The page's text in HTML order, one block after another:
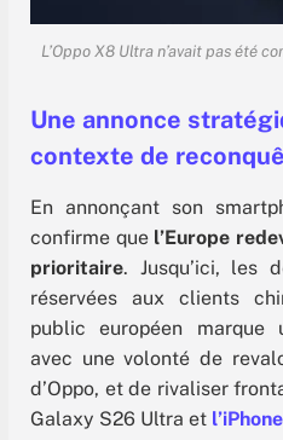
L’Oppo X8 Ultra n’avait pas été
Une annonce
contexte de
En annonçant son
confirme que l’Europe
prioritaire. Jusqu’ici, les
réservées aux clients
public européen marque
avec une volonté de
d’Oppo, et de rivaliser
Galaxy S26 Ultra et